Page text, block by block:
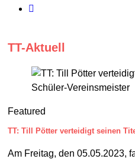
TT-Aktuell
Featured
TT: Till Pötter verteidigt seinen
Am Freitag, den 05.05.2023,